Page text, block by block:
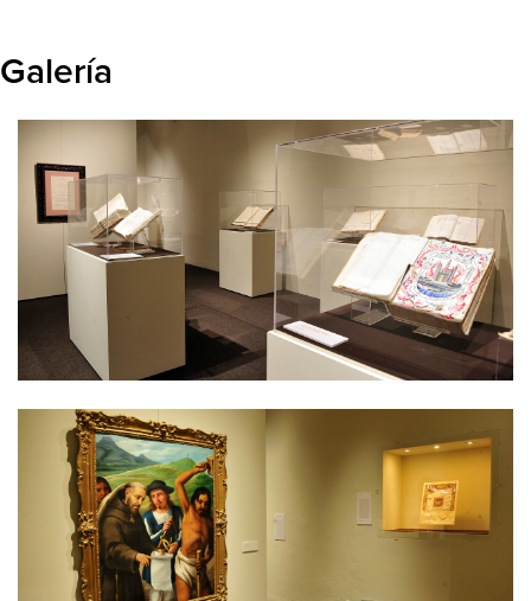
por la UNESCO; además de otros 15 documentos
trascendentales de la historia local.
Galería